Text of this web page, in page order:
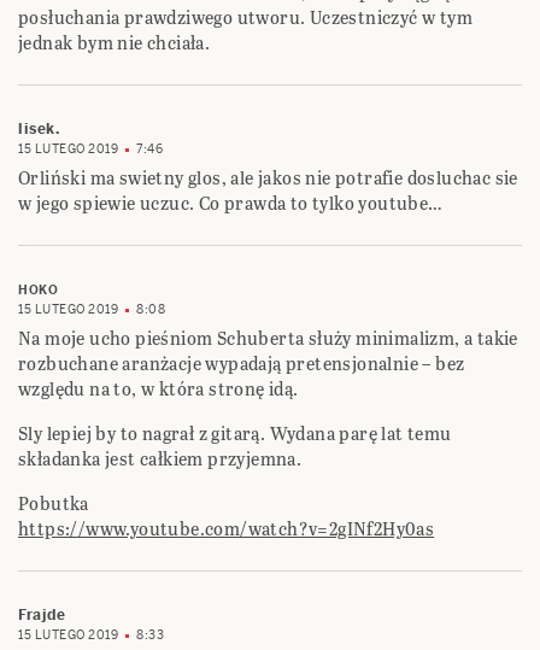
posłuchania prawdziwego utworu. Uczestniczyć w tym
jednak bym nie chciała.
lisek.
15 LUTEGO 2019 7:46
Orliński ma swietny glos, ale jakos nie potrafie dosluchac sie
w jego spiewie uczuc. Co prawda to tylko youtube…
HOKO
15 LUTEGO 2019
8:08
Na moje ucho pieśniom Schuberta służy minimalizm, a takie
rozbuchane aranżacje wypadają pretensjonalnie – bez
względu na to, w która stronę idą.
Sly lepiej by to nagrał z gitarą. Wydana parę lat temu
składanka jest całkiem przyjemna.
Pobutka
https://www.youtube.com/watch?v=2gINf2Hy0as
Frajde
15 LUTEGO 2019 8:33